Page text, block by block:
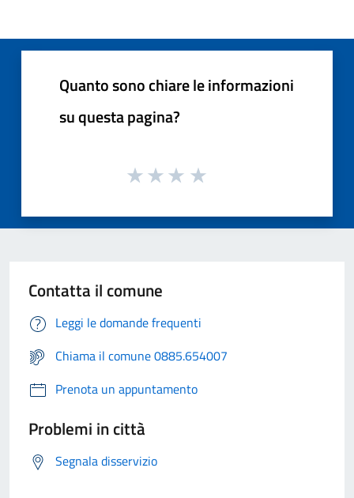
Quanto sono chiare le informazioni
su questa pagina?
Contatta il comune
Leggi le domande frequenti
Chiama il comune 0885.654007
Prenota un appuntamento
Problemi in città
Segnala disservizio